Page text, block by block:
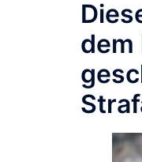
dem